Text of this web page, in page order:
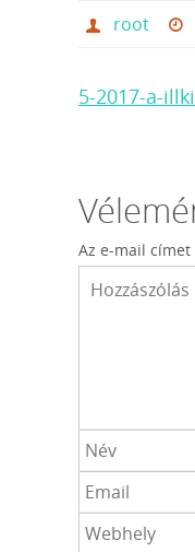
root
5-2017-a-
Az e-mail címet